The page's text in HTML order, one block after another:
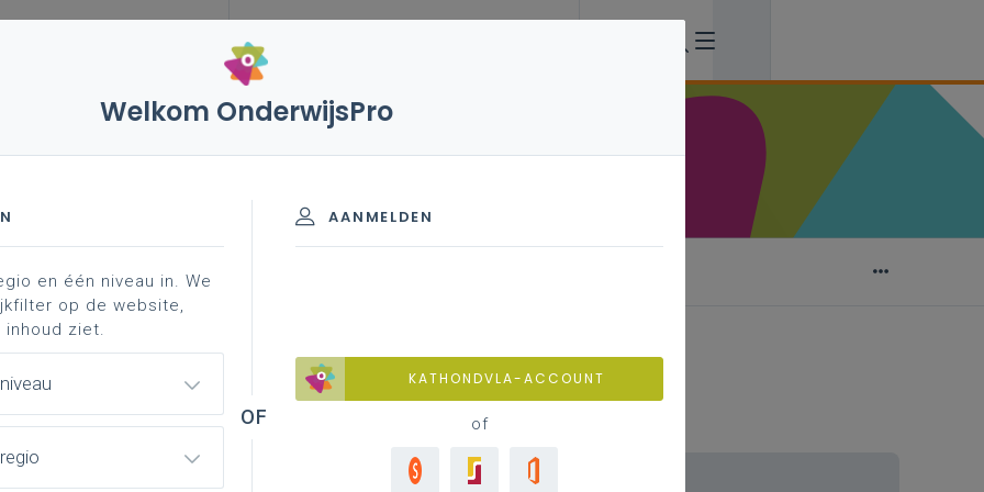
activiteiten in het buitenland
Welkom OnderwijsPro
AANMELDEN
KATHONDVLA-ACCOUNT
of
en één niveau in. We
op de website,
ziet.